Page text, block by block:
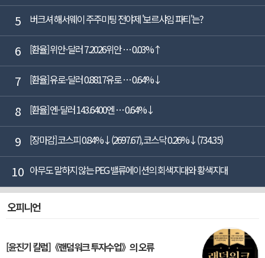
5 버크셔 해서웨이 주주미팅 전야제 '보르샤임 파티'는?
6 [환율] 위안-달러 7.2026위안 … 0.03%↑
7 [환율] 유로-달러 0.8817유로 … 0.64%↓
8 [환율] 엔-달러 143.6400엔 … 0.64%↓
9 [장마감] 코스피 0.84%↓(2697.67), 코스닥 0.26%↓(734.35)
10 아무도 말하지 않는 PEG 밸류에이션의 회색지대와 황색지대
오피니언
[윤진기 칼럼]《랜덤워크 투자수업》의 오류